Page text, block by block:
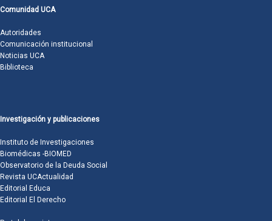
Comunidad UCA
Autoridades
Comunicación institucional
Noticias UCA
Biblioteca
Investigación y publicaciones
Instituto de Investigaciones
Biomédicas -BIOMED
Observatorio de la Deuda Social
Revista UCActualidad
Editorial Educa
Editorial El Derecho